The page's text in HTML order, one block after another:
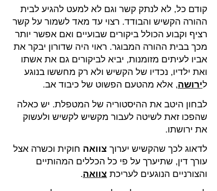
קודם כל, לא לנתק קשר וגם לא למעט להגיע לבית
ההורה הקשיש והבודד. רצוי עד מאד לשמור על קשר
רציף וקבוע הכולל ביקורים שבועיים ואם אפשר יותר
מכך בבית ההורה המבוגר. ראוי היה שדורון יבקר את
אביו לעיתים מזומנות, יביא לביקורים גם את אשתו
ואת ילדיו, נכדיו של הקשיש ולא רק מחששו בנוגע
לירושה, אלא מהטעם הפשוט של כיבוד אב.
לבחון היטב את ההיסטוריה של המטפלת. יש כאלה
שהפכו זאת לשיטה לעבור מקשיש לקשיש ולעשוק
את ירושתו.
לדאוג לכך שהקשיש יערוך צוואה חוקית וכשרה אצל
עורך דין, שתיערך על פי כל הכללים המהותיים
והצורניים הנוגעים לעריכת צוואה.